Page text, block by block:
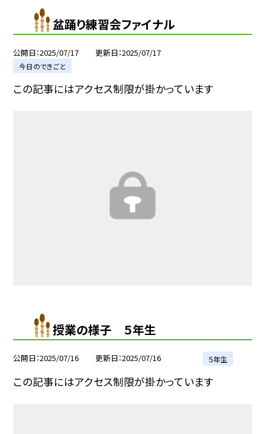
盆踊り練習会ファイナル
公開日 2025/07/17 更新日 2025/07/17
今日のできごと
この記事にはアクセス制限が掛かっています
授業の様子 ５年生
公開日 2025/07/16 更新日 2025/07/16 ５年生
この記事にはアクセス制限が掛かっています